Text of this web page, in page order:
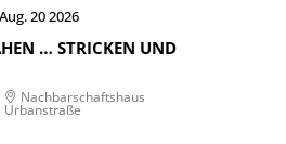
20 2026
… STRICKEN UND
Nachbarschaftshaus
Urbanstraße